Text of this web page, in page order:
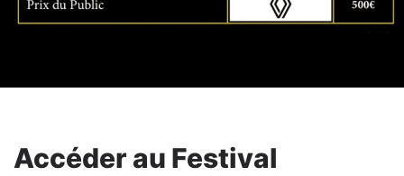
Accéder au Festival